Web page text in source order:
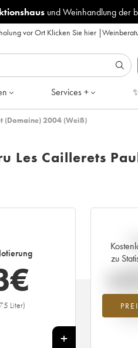
und Weinhandlung der
vor Ort Klicken Sie hier|
Services +
(Domaine) 2004 (Weiß)
Les Caillerets
€
Liter)
+
zu